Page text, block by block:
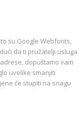
su Google Webfonts,
da ti pružatelji usluga
dopuštamo vam
uvelike smanjiti
će stupiti na snagu